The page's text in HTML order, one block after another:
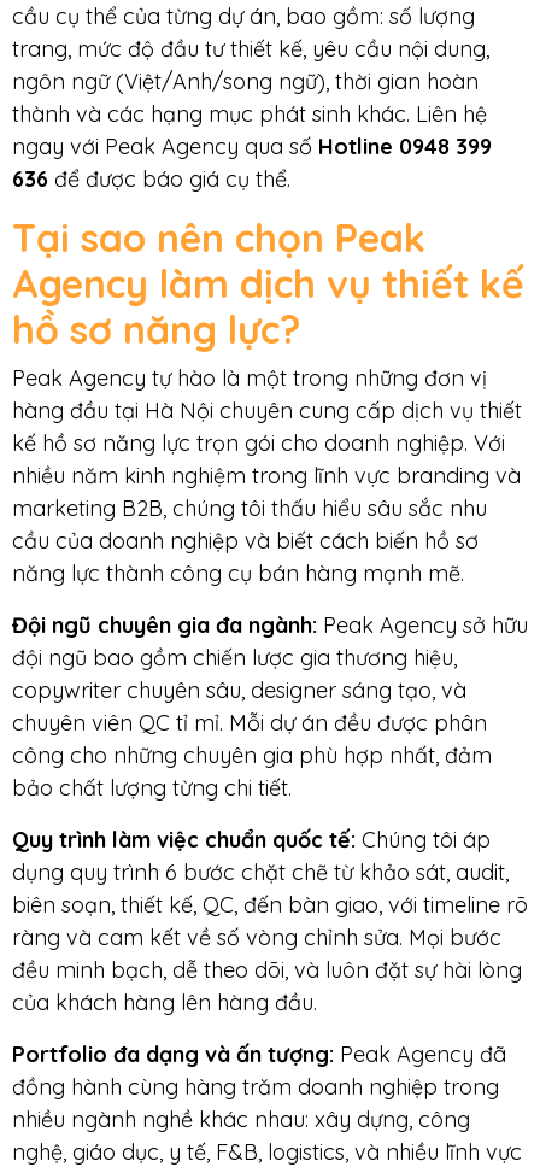
cầu cụ thể của từng dự án, bao gồm: số lượng
trang, mức độ đầu tư thiết kế, yêu cầu nội dung,
ngôn ngữ (Việt/Anh/song ngữ), thời gian hoàn
thành và các hạng mục phát sinh khác. Liên hệ
ngay với Peak Agency qua số Hotline 0948 399
636 để được báo giá cụ thể.
Tại sao nên chọn Peak
Agency làm dịch vụ thiết kế
hồ sơ năng lực?
Peak Agency tự hào là một trong những đơn vị
hàng đầu tại Hà Nội chuyên cung cấp dịch vụ thiết
kế hồ sơ năng lực trọn gói cho doanh nghiệp. Với
nhiều năm kinh nghiệm trong lĩnh vực branding và
marketing B2B, chúng tôi thấu hiểu sâu sắc nhu
cầu của doanh nghiệp và biết cách biến hồ sơ
năng lực thành công cụ bán hàng mạnh mẽ.
Đội ngũ chuyên gia đa ngành: Peak Agency sở hữu
đội ngũ bao gồm chiến lược gia thương hiệu,
copywriter chuyên sâu, designer sáng tạo, và
chuyên viên QC tỉ mỉ. Mỗi dự án đều được phân
công cho những chuyên gia phù hợp nhất, đảm
bảo chất lượng từng chi tiết.
Quy trình làm việc chuẩn quốc tế: Chúng tôi áp
dụng quy trình 6 bước chặt chẽ từ khảo sát, audit,
biên soạn, thiết kế, QC, đến bàn giao, với timeline rõ
ràng và cam kết về số vòng chỉnh sửa. Mọi bước
đều minh bạch, dễ theo dõi, và luôn đặt sự hài lòng
của khách hàng lên hàng đầu.
Portfolio đa dạng và ấn tượng: Peak Agency đã
đồng hành cùng hàng trăm doanh nghiệp trong
nhiều ngành nghề khác nhau: xây dựng, công
nghệ, giáo dục, y tế, F&B, logistics, và nhiều lĩnh vực